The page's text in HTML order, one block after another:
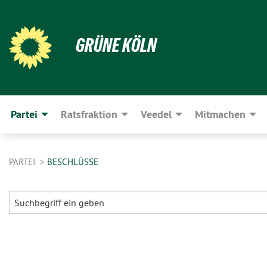
GRÜNE KÖLN
Partei Ratsfraktion Veedel Mitmachen
PARTEI BESCHLÜSSE